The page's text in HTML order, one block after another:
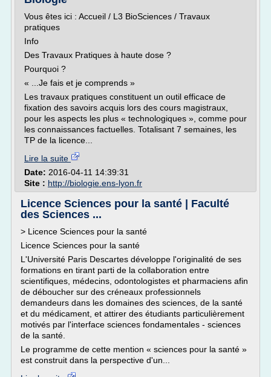
Vous êtes ici : Accueil / L3 BioSciences / Travaux
pratiques
Info
Des Travaux Pratiques à haute dose ?
Pourquoi ?
« ...Je fais et je comprends »
Les travaux pratiques constituent un outil efficace de
fixation des savoirs acquis lors des cours magistraux,
pour les aspects les plus « technologiques », comme pour
les connaissances factuelles. Totalisant 7 semaines, les
TP de la licence...
Lire la suite
Date: 2016-04-11 14:39:31
Site : http://biologie.ens-lyon.fr
Licence Sciences pour la santé | Faculté
des Sciences ...
> Licence Sciences pour la santé
Licence Sciences pour la santé
L'Université Paris Descartes développe l'originalité de ses
formations en tirant parti de la collaboration entre
scientifiques, médecins, odontologistes et pharmaciens afin
de déboucher sur des créneaux professionnels
demandeurs dans les domaines des sciences, de la santé
et du médicament, et attirer des étudiants particulièrement
motivés par l'interface sciences fondamentales - sciences
de la santé.
Le programme de cette mention « sciences pour la santé »
est construit dans la perspective d'un...